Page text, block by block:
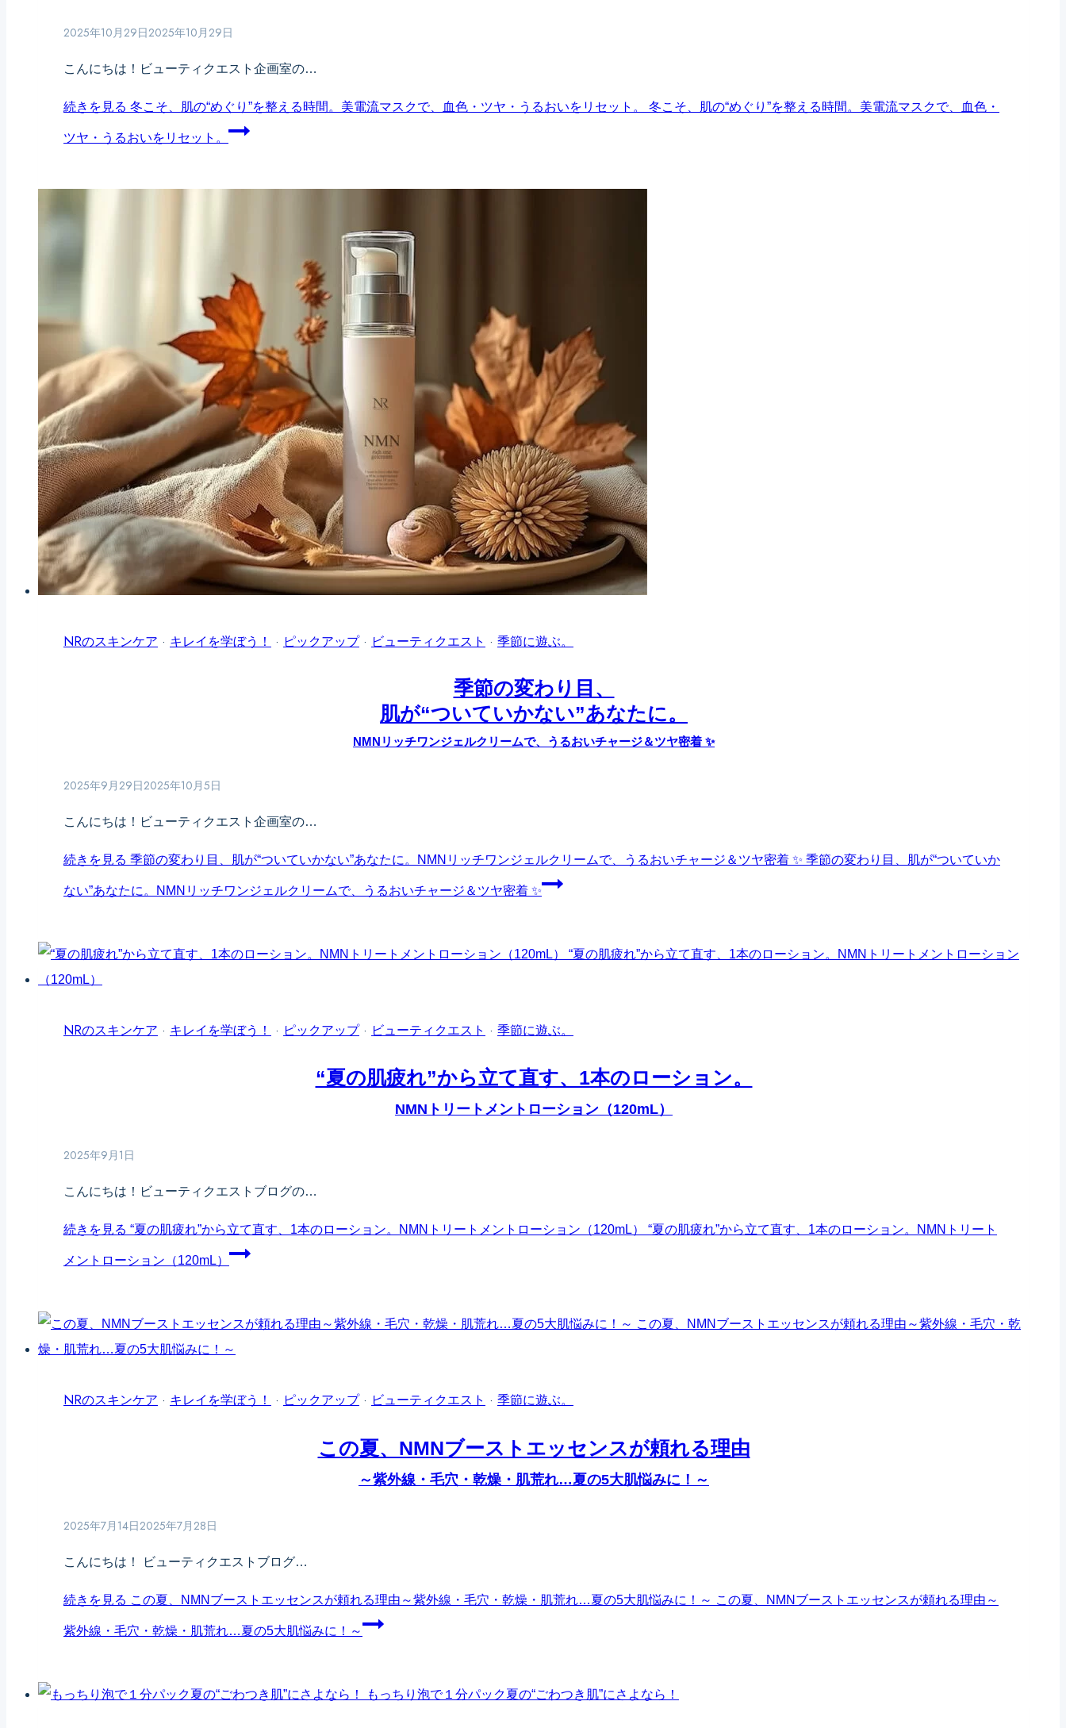
2025年10月29日2025年10月29日
こんにちは！ビューティクエスト企画室の…
続きを見る 冬こそ、肌の“めぐり”を整える時間。 美電流マスクで、血色・ツヤ・うるおいをリセット。 冬こそ、肌の“めぐり”を整える時間。 美電流マスクで、血色・
ツヤ・うるおいをリセット。
NRのスキンケア · キレイを学ぼう！ · ピックアップ· ビューティクエスト · 季節に遊ぶ。
季節の変わり目、
肌が“ついていかない”あなたに。
NMNリッチワンジェルクリームで、うるおいチャージ＆ツヤ密着 ✨
2025年9月29日2025年10月5日
こんにちは！ビューティクエスト企画室の…
続きを見る 季節の変わり目、肌が“ついていかない”あなたに。 NMNリッチワンジェルクリームで、うるおいチャージ＆ツヤ密着 ✨ 季節の変わり目、肌が“ついていか
ない”あなたに。 NMNリッチワンジェルクリームで、うるおいチャージ＆ツヤ密着 ✨
NRのスキンケア · キレイを学ぼう！ · ピックアップ· ビューティクエスト · 季節に遊ぶ。
“夏の肌疲れ”から立て直す、1本のローション。
NMNトリートメントローション（120mL）
2025年9月1日
こんにちは！ビューティクエストブログの…
続きを見る “夏の肌疲れ”から立て直す、1本のローション。 NMNトリートメントローション（120mL） “夏の肌疲れ”から立て直す、1本のローション。 NMNトリート
メントローション（120mL）
NRのスキンケア · キレイを学ぼう！ · ピックアップ· ビューティクエスト · 季節に遊ぶ。
この夏、NMNブーストエッセンスが頼れる理由
～紫外線・毛穴・乾燥・肌荒れ…夏の5大肌悩みに！～
2025年7月14日2025年7月28日
こんにちは！ ビューティクエストブログ…
続きを見る この夏、NMNブーストエッセンスが頼れる理由 ～紫外線・毛穴・乾燥・肌荒れ…夏の5大肌悩みに！～ この夏、NMNブーストエッセンスが頼れる理由 ～
紫外線・毛穴・乾燥・肌荒れ…夏の5大肌悩みに！～